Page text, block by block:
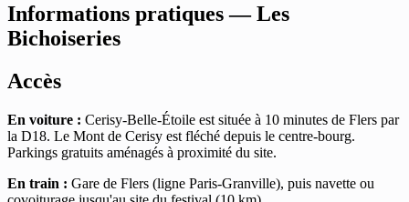
Informations pratiques — Les
Bichoiseries
Accès
En voiture : Cerisy-Belle-Étoile est située à 10 minutes de Flers par
la D18. Le Mont de Cerisy est fléché depuis le centre-bourg.
Parkings gratuits aménagés à proximité du site.
En train : Gare de Flers (ligne Paris-Granville), puis navette ou